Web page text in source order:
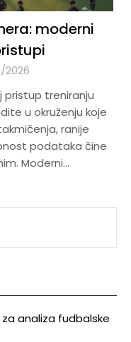
moderni
2026
treniranju
u okruženju koje
ranije
podataka čine
Moderni…
analiza fudbalske